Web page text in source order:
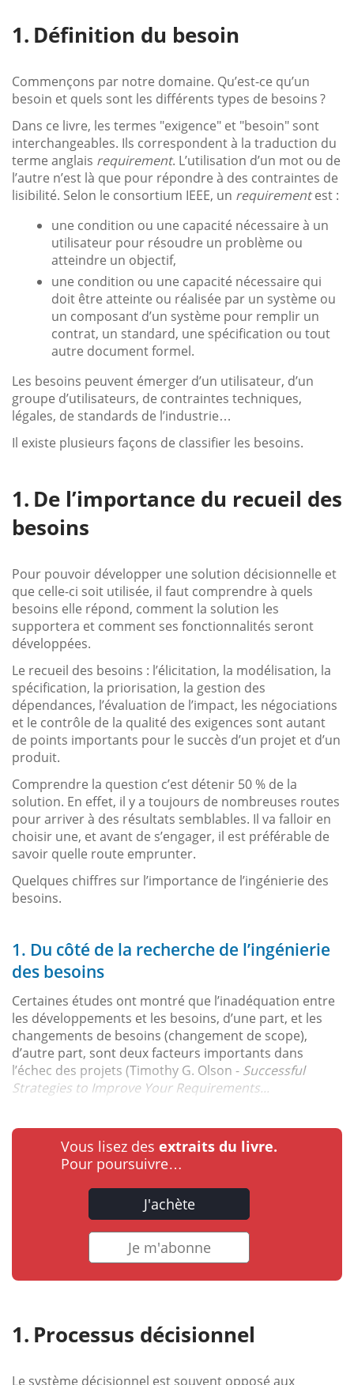
Définition du besoin
Commençons par notre domaine. Qu’est-ce qu’un
besoin et quels sont les différents types de besoins ?
Dans ce livre, les termes "exigence" et "besoin" sont
interchangeables. Ils correspondent à la traduction du
terme anglais requirement. L’utilisation d’un mot ou de
l’autre n’est là que pour répondre à des contraintes de
lisibilité. Selon le consortium IEEE, un requirementest :
une condition ou une capacité nécessaire à un
utilisateur pour résoudre un problème ou
atteindre un objectif,
une condition ou une capacité nécessaire qui
doit être atteinte ou réalisée par un système ou
un composant d’un système pour remplir un
contrat, un standard, une spécification ou tout
autre document formel.
Les besoins peuvent émerger d’un utilisateur, d’un
groupe d’utilisateurs, de contraintes techniques,
légales, de standards de l’industrie…
Il existe plusieurs façons de classifier les besoins.
De l’importance du recueil des
besoins
Pour pouvoir développer une solution décisionnelle et
que celle-ci soit utilisée, il faut comprendre à quels
besoins elle répond, comment la solution les
supportera et comment ses fonctionnalités seront
développées.
Le recueil des besoins : l’élicitation, la modélisation, la
spécification, la priorisation, la gestion des
dépendances, l’évaluation de l’impact, les négociations
et le contrôle de la qualité des exigences sont autant
de points importants pour le succès d’un projet et d’un
produit.
Comprendre la question c’est détenir 50 % de la
solution. En effet, il y a toujours de nombreuses routes
pour arriver à des résultats semblables. Il va falloir en
choisir une, et avant de s’engager, il est préférable de
savoir quelle route emprunter.
Quelques chiffres sur l’importance de l’ingénierie des
besoins.
1. Du côté de la recherche de l’ingénierie
des besoins
Certaines études ont montré que l’inadéquation entre
les développements et les besoins, d’une part, et les
changements de besoins (changement de scope),
d’autre part, sont deux facteurs importants dans
l’échec des projets (Timothy G. Olson - Successful
Strategies to Improve Your Requirements...
Vous lisez des extraits du livre.
Pour poursuivre…
J'achète
Je m'abonne
Processus décisionnel
Le système décisionnel est souvent opposé aux